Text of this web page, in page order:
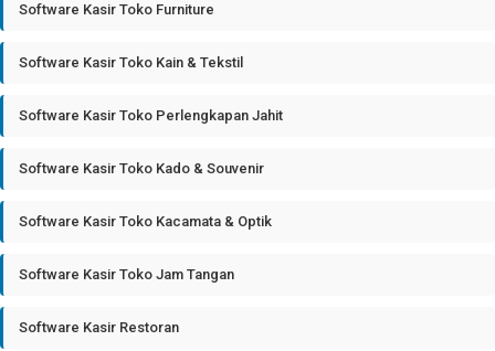
Software Kasir Toko Furniture
Software Kasir Toko Kain & Tekstil
Software Kasir Toko Perlengkapan Jahit
Software Kasir Toko Kado & Souvenir
Software Kasir Toko Kacamata & Optik
Software Kasir Toko Jam Tangan
Software Kasir Restoran